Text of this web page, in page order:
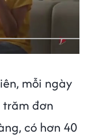
mỗi ngày
đơn
có hơn 40